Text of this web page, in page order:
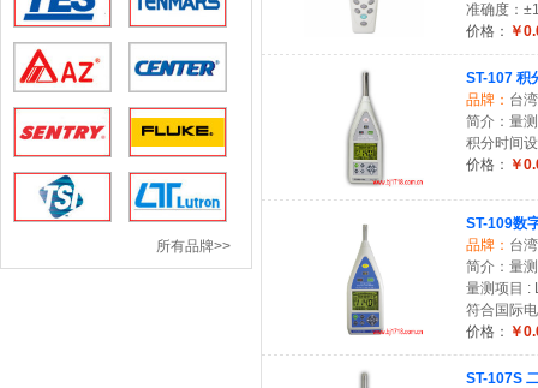
所有品牌>>
准确度：
价格： ￥
ST-107 积
品牌： 台
简介：量
积分时间
价格： ￥
ST-109数
品牌： 台
简介：量
量测项目 :
符合国际
价格： ￥
ST-107S